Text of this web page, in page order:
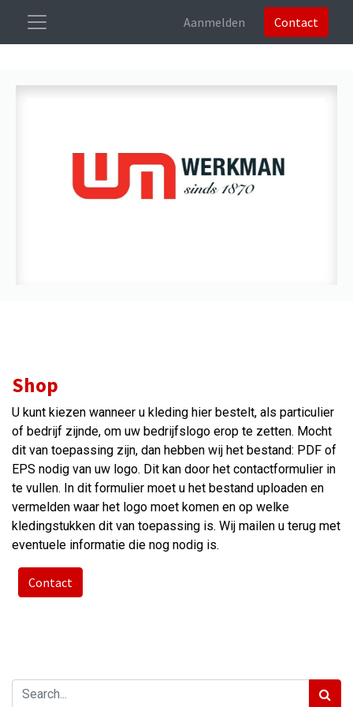
Aanmelden Contact
Shop
U kunt kiezen wanneer u kleding hier bestelt, als particulier
of bedrijf zijnde, om uw bedrijfslogo erop te zetten. Mocht
dit van toepassing zijn, dan hebben wij het bestand: PDF of
EPS nodig van uw logo. Dit kan door het contactformulier in
te vullen. In dit formulier moet u het bestand uploaden en
vermelden waar het logo moet komen en op welke
kledingstukken dit van toepassing is. Wij mailen u terug met
eventuele informatie die nog nodig is.
Contact